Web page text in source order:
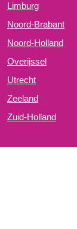
Limburg
Noord-Brabant
Noord-Holland
Overijssel
Utrecht
Zeeland
Zuid-Holland